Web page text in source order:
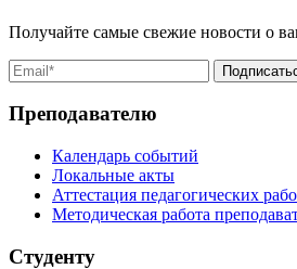
Получайте самые свежие новости о
Преподавателю
Календарь событий
Локальные акты
Аттестация педагогических
Методическая работа
Студенту